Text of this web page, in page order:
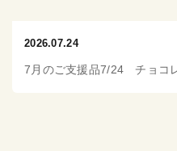
2026.07.24
7月のご支援品7/24 チョコ